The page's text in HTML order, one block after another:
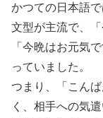
かつての日本語
文型が主流で、
「今晩はお元気
っていました。
つまり、「こん
く、相手への気